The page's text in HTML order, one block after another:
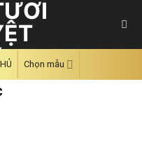
Chọn mẫu